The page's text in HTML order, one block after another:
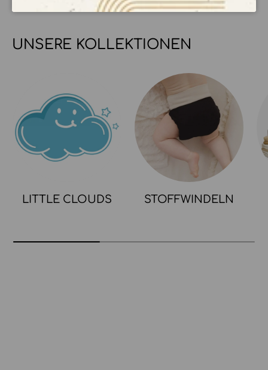
UNSERE KOLLEKTIONEN
LITTLE CLOUDS STOFFWINDELN